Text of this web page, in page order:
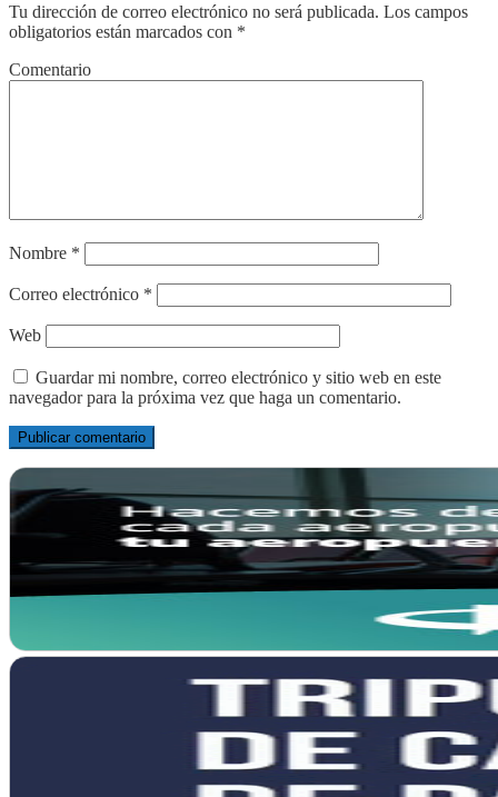
Tu dirección de correo electrónico no será publicada. Los campos
obligatorios están marcados con *
Comentario
Nombre *
Correo electrónico *
Web
Guardar mi nombre, correo electrónico y sitio web en este
navegador para la próxima vez que haga un comentario.